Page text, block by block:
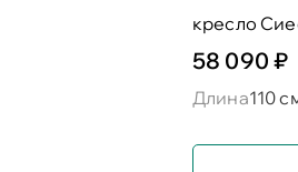
кресло
58 090 ₽
Длина110